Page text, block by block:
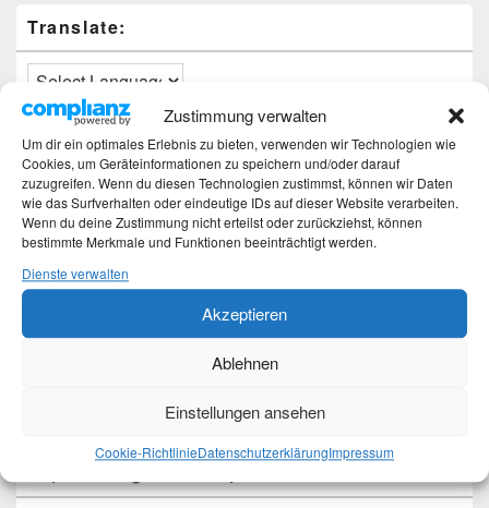
Zustimmung verwalten
Um dir ein optimales Erlebnis zu bieten, verwenden wir Technologien wie
Cookies, um Geräteinformationen zu speichern und/oder darauf
zuzugreifen. Wenn du diesen Technologien zustimmst, können wir Daten
wie das Surfverhalten oder eindeutige IDs auf dieser Website verarbeiten.
Wenn du deine Zustimmung nicht erteilst oder zurückziehst, können
bestimmte Merkmale und Funktionen beeinträchtigt werden.
Dienste verwalten
Akzeptieren
Ablehnen
Einstellungen ansehen
Cookie-RichtlinieDatenschutzerklärungImpressum
Translate:
Neueste Beiträge
Hochzeitstage und ihre Bedeutung
Sturz – Nachtrag
Sturz mit Folgen
Gibt es was Neues?
Älter werden